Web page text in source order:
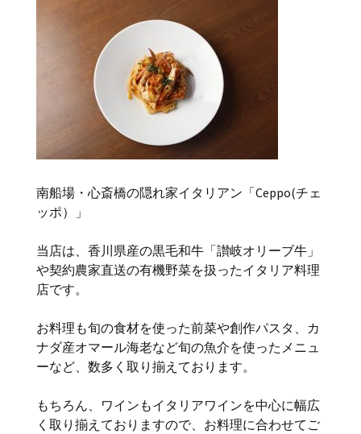
南船場・心斎橋の隠れ家イタリアン「Ceppo(チェ
ッポ）」
当店は、香川県産の黒毛和牛「讃岐オリーブ牛」
や契約農家直送の有機野菜を扱ったイタリア料理
店です。
お料理も旬の食材を使った前菜や創作パスタ、カ
ナダ産オマール海老など旬の魚介を使ったメニュ
ーなど、数多く取り揃えております。
もちろん、ワインもイタリアワインを中心に幅広
く取り揃えておりますので、お料理に合わせてご